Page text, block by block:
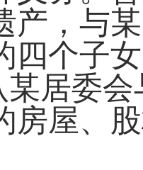
产，与
四个子
某居委
房屋、